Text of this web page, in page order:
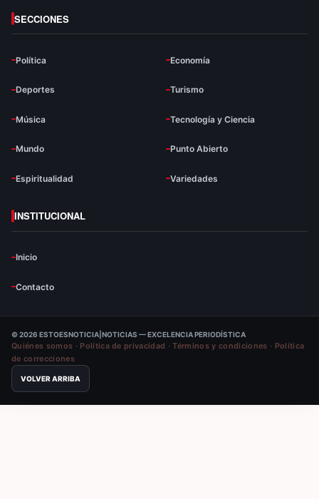
SECCIONES
Política Economía
Deportes Turismo
Música Tecnología y Ciencia
Mundo Punto Abierto
Espiritualidad Variedades
INSTITUCIONAL
Inicio
Contacto
© 2026 ESTOESNOTICIA|NOTICIAS — EXCELENCIA PERIODÍSTICA
Quiénes somos · Política de privacidad ·Términos y condiciones · Política
de correcciones
VOLVER ARRIBA